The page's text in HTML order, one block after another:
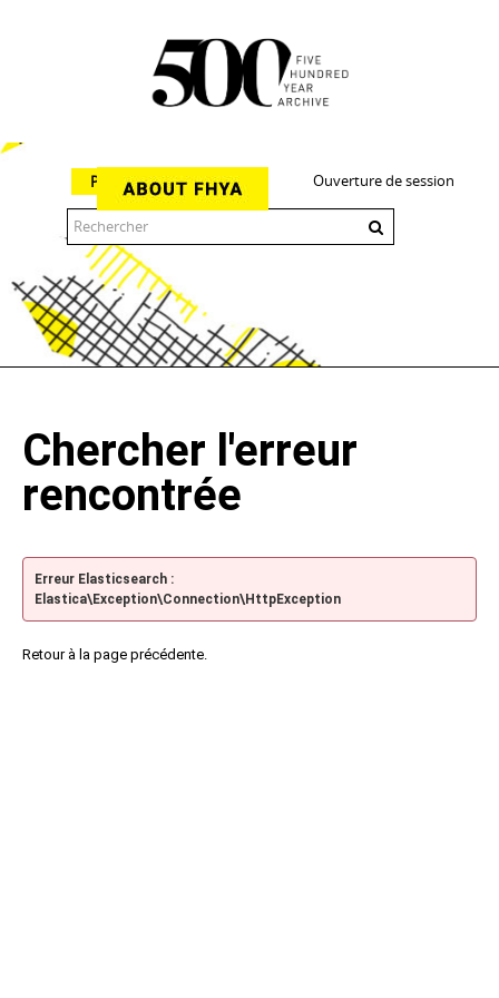
Ouverture de session
Parcourir
Chercher l'erreur
rencontrée
Erreur Elasticsearch :
Elastica\Exception\Connection\HttpException
Retour à la page précédente.